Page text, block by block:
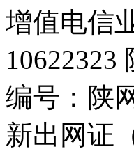
增值电信
10622323
编号：陕
新出网证